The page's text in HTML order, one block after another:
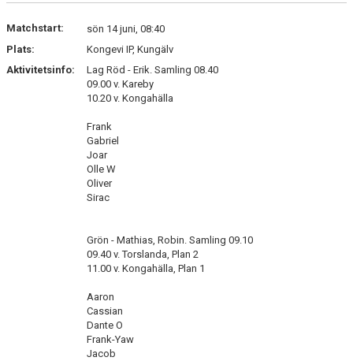
KONTAKT
Matchstart:
sön 14 juni, 08:40
Plats:
Kongevi IP, Kungälv
Aktivitetsinfo:
Lag Röd - Erik. Samling 08.40
09.00 v. Kareby
10.20 v. Kongahälla
Frank
Gabriel
Joar
Olle W
Oliver
Sirac
Grön - Mathias, Robin. Samling 09.10
09.40 v. Torslanda, Plan 2
11.00 v. Kongahälla, Plan 1
Aaron
Cassian
Dante O
Frank-Yaw
Jacob